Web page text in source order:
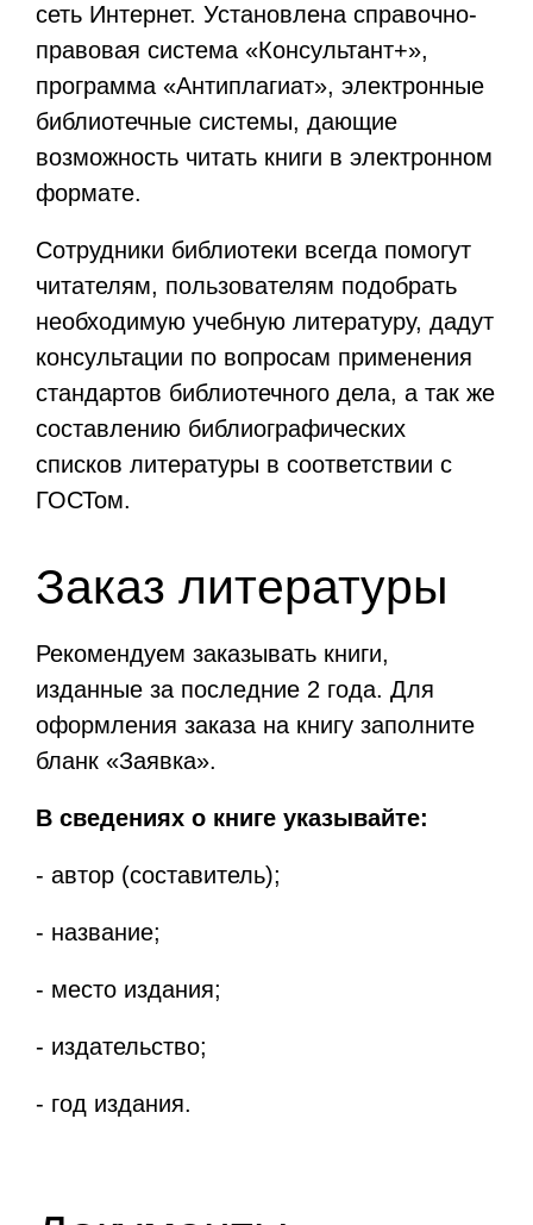
сеть Интернет. Установлена справочно-
правовая система «Консультант+»,
программа «Антиплагиат», электронные
библиотечные системы, дающие
возможность читать книги в электронном
формате.
Сотрудники библиотеки всегда помогут
читателям, пользователям подобрать
необходимую учебную литературу, дадут
консультации по вопросам применения
стандартов библиотечного дела, а так же
составлению библиографических
списков литературы в соответствии с
ГОСТом.
Заказ литературы
Рекомендуем заказывать книги,
изданные за последние 2 года. Для
оформления заказа на книгу заполните
бланк «Заявка».
В сведениях о книге указывайте:
- автор (составитель);
- название;
- место издания;
- издательство;
- год издания.